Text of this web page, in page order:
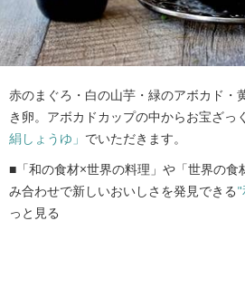
赤のまぐろ・白の山芋・緑のアボカド・
き卵。アボカドカップの中からお宝ざっ
絹しょうゆ」 でいただきます。
■「和の食材×世界の料理」や「世界の食
み合わせで新しいおいしさを発見できる"
っと見る